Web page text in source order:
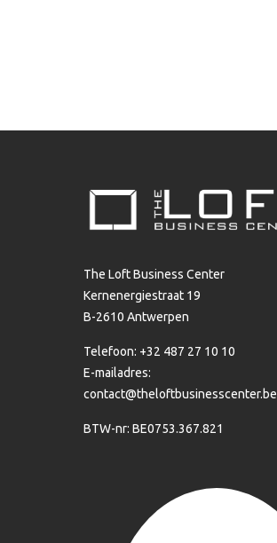
The Loft Business Center
Kernenergiestraat 19
B-2610 Antwerpen
Telefoon: +32 487 27 10 10
E-mailadres:
contact@theloftbusinesscenter.be
BTW-nr: BE0753.367.821